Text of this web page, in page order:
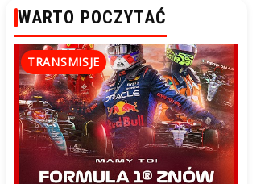
WARTO POCZYTAĆ
TRANSMISJE